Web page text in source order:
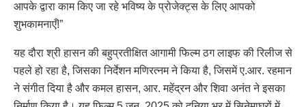
आपके द्वारा काम किए जा रहे भविष्य के प्रोजेक्ट्स के लिए आपको
शुभकामनाएँ!”
यह दौरा श्री हासन की बहुप्रतीक्षित आगामी फिल्म ठग लाइफ की रिलीज से
पहले हो रहा है, जिसका निर्देशन मणिरत्नम ने किया है, जिसमें ए.आर. रहमान
ने संगीत दिया है और कमल हासन, आर. महेंद्रन और शिवा अनंत ने इसका